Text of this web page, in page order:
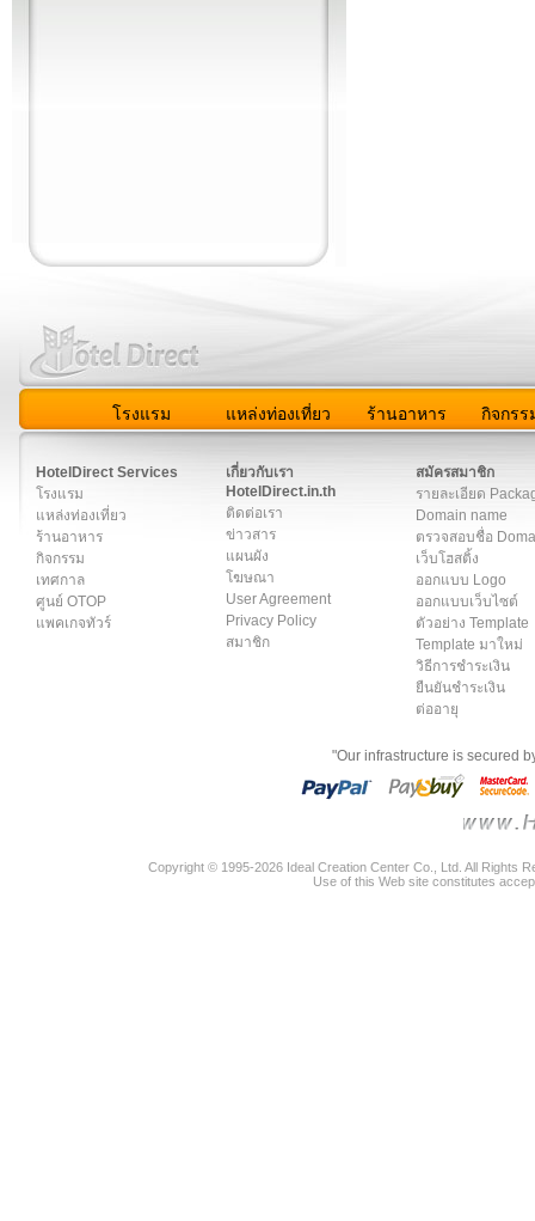
โรงแรม แหล่งท่องเที่ยว ร้านอาหาร กิจกรร
HotelDirect Services
โรงแรม
แหล่งท่องเที่ยว
ร้านอาหาร
กิจกรรม
เทศกาล
ศูนย์ OTOP
แพคเกจทัวร์
เกี่ยวกับเรา
HotelDirect.in.th
ติดต่อเรา
ข่าวสาร
แผนผัง
โฆษณา
User Agreement
Privacy Policy
สมาชิก
สมัครสมาชิก
รายละเอียด
Domain name
ตรวจสอบชื่อ
เว็บโฮสติ้ง
ออกแบบ Logo
ออกแบบเว็บไซต์
ตัวอย่าง Template
Template มาใหม่
วิธีการชำระเงิน
ยืนยันชำระเงิน
ต่ออายุ
"Our infrastructure is secured
Copyright © 1995-2026 Ideal Creation Center Co., Ltd. All Rights
Use of this Web site constitutes